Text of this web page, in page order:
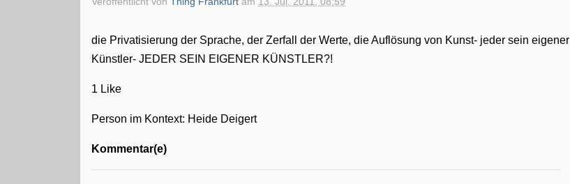
die Privatisierung der Sprache, der Zerfall der Werte, die Auflösung von Kunst- jeder sein eigener
Künstler- JEDER SEIN EIGENER KÜNSTLER?!
1 Like
Person im Kontext: Heide Deigert
Kommentar(e)